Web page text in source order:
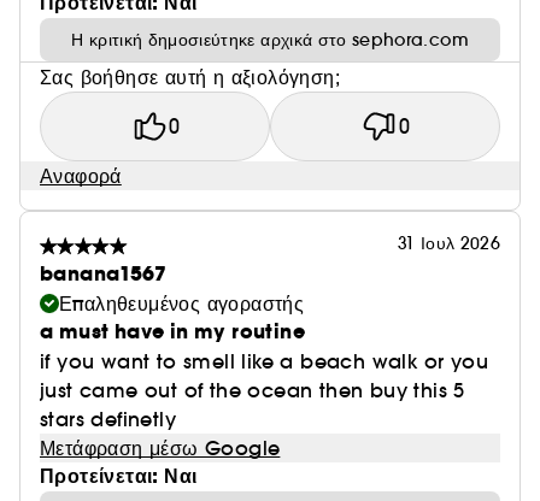
Η κριτική δημοσιεύτηκε αρχικά στο sephora.com
Σας βοήθησε αυτή η αξιολόγηση;
0 0
Αναφορά
31 Ιουλ 2026
banana1567
Επαληθευμένος αγοραστής
a must have in my routine
if you want to smell like a beach walk or you
just came out of the ocean then buy this 5
stars definetly
Μετάφραση μέσω Google
Προτείνεται: Ναι